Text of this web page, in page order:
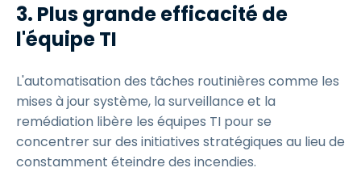
3. Plus grande efficacité de
l'équipe TI
L'automatisation des tâches routinières comme les
mises à jour système, la surveillance et la
remédiation libère les équipes TI pour se
concentrer sur des initiatives stratégiques au lieu de
constamment éteindre des incendies.